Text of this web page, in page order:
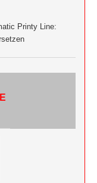
Printy Line: